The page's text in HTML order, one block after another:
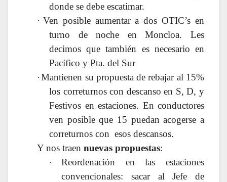
donde se debe escatimar.
· Ven posible aumentar a dos OTIC’s en
turno de noche en Moncloa. Les
decimos que también es necesario en
Pacífico y Pta. del Sur
·Mantienen su propuesta de rebajar al 15%
los correturnos con descanso en S, D, y
Festivos en estaciones. En conductores
ven posible que 15 puedan acogerse a
correturnos con esos descansos.
Y nos traen nuevas propuestas:
·
Reordenación en las estaciones
convencionales: sacar al Jefe de